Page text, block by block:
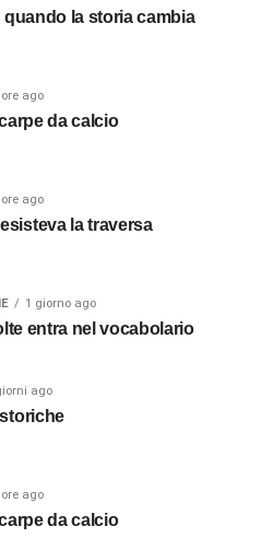
quando la storia cambia
ore ago
da calcio
ore ago
la traversa
1 giorno ago
entra nel vocabolario
ago
ore ago
da calcio